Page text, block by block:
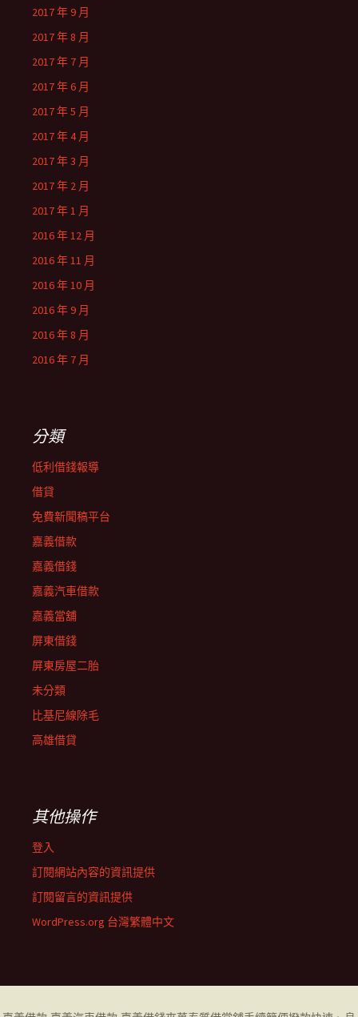
2017 年 9 月
2017 年 8 月
2017 年 7 月
2017 年 6 月
2017 年 5 月
2017 年 4 月
2017 年 3 月
2017 年 2 月
2017 年 1 月
2016 年 12 月
2016 年 11 月
2016 年 10 月
2016 年 9 月
2016 年 8 月
2016 年 7 月
分類
低利借錢報導
借貸
免費新聞稿平台
嘉義借款
嘉義借錢
嘉義汽車借款
嘉義當舖
屏東借錢
屏東房屋二胎
未分類
比基尼線除毛
高雄借貸
其他操作
登入
訂閱網站內容的資訊提供
訂閱留言的資訊提供
WordPress.org 台灣繁體中文